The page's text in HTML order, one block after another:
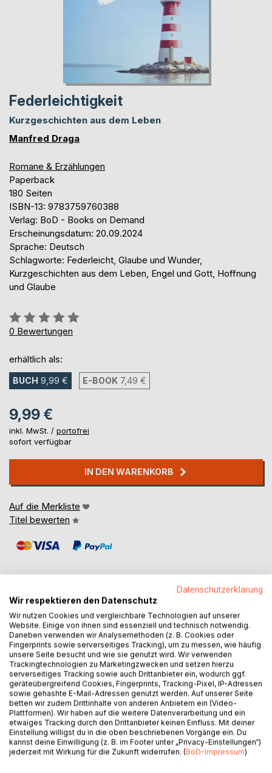
Federleichtigkeit
Kurzgeschichten aus dem Leben
Manfred Draga
Romane & Erzählungen
Paperback
180 Seiten
ISBN-13: 9783759760388
Verlag: BoD - Books on Demand
Erscheinungsdatum: 20.09.2024
Sprache: Deutsch
Schlagworte: Federleicht, Glaube und Wunder,
Kurzgeschichten aus dem Leben, Engel und Gott, Hoffnung
und Glaube
Bewertung::
0%
0 Bewertungen
erhältlich als:
BUCH 9,99 € E-BOOK 7,49 €
9,99 €
inkl. MwSt. / portofrei
sofort verfügbar
IN DEN WARENKORB
Auf die Merkliste
Titel bewerten
BESCHREIBUNG
Das Leben kann voller Magie und Wunder sein, wenn wir
uns darauf einlassen. Wer würde nicht gerne einmal seinen
persönlichen Schutzengel treffen, einen fantasievollen
Blick in den Schäfchenwolkenhimmel riskieren oder über
sich hinauswachsen, um anderen etwas Gutes zu tun?
In seinem dritten Buch erzählt Manfred Draga von
zauberhaften Erlebnissen, magischen Momenten und von
Glaube, Hoffnung und Zuversicht. Es ist sein bislang
ehrlichstes, persönlichstes und zugleich auch mutigstes
Datenschutzerklärung
Wir respektieren den Datenschutz
Wir nutzen Cookies und vergleichbare Technologien auf unserer
Website. Einige von ihnen sind essenziell und technisch notwendig.
Daneben verwenden wir Analysemethoden (z. B. Cookies oder
Fingerprints sowie serverseitiges Tracking), um zu messen, wie häufig
unsere Seite besucht und wie sie genutzt wird. Wir verwenden
Trackingtechnologien zu Marketingzwecken und setzen hierzu
serverseitiges Tracking sowie auch Drittanbieter ein, wodurch ggf.
geräteübergreifend Cookies, Fingerprints, Tracking-Pixel, IP-Adressen
sowie gehashte E-Mail-Adressen genutzt werden. Auf unserer Seite
betten wir zudem Drittinhalte von anderen Anbietern ein (Video-
Plattformen). Wir haben auf die weitere Datenverarbeitung und ein
etwaiges Tracking durch den Drittanbieter keinen Einfluss. Mit deiner
Einstellung willigst du in die oben beschriebenen Vorgänge ein. Du
kannst deine Einwilligung (z. B. im Footer unter „Privacy-Einstellungen“)
jederzeit mit Wirkung für die Zukunft widerrufen. (BoD-Impressum)